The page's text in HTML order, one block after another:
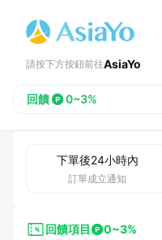
請按下方按鈕前往AsiaYo
回饋 0~3%
下單後24小時內
訂單成立通知
回饋項目 0~3%